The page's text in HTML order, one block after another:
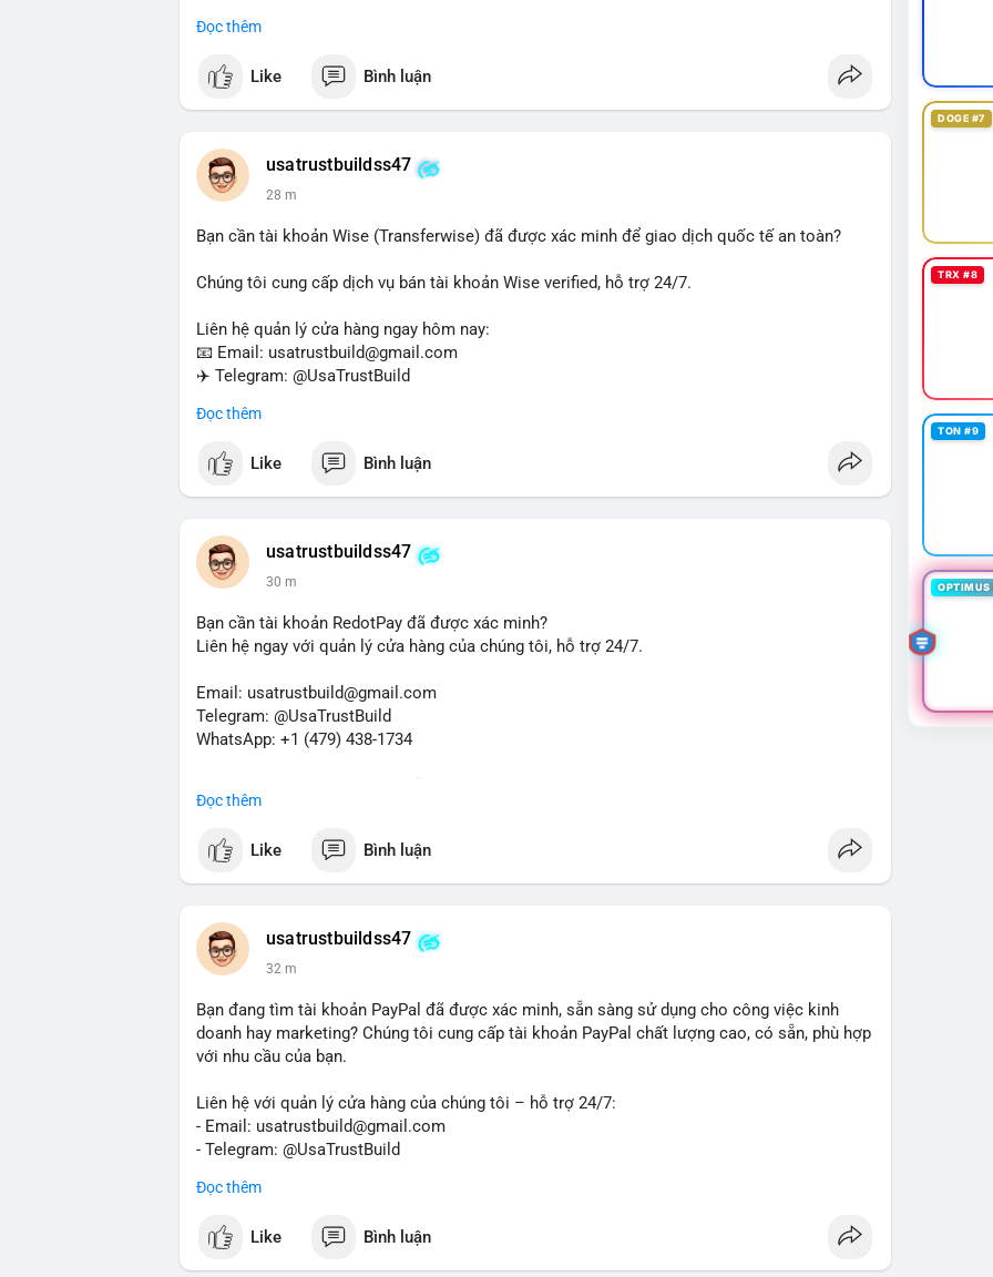
Email: usatrustbuild@gmail.com
Telegram: @UsaTrustBuild
#thanhtoanonline #venmo #chuyentien
Đọc thêm
Like Bình luận
usatrustbuildss47
28 m
Bạn cần tài khoản Wise (Transferwise) đã được xác minh để giao dịch quốc tế an toàn?
Chúng tôi cung cấp dịch vụ bán tài khoản Wise verified, hỗ trợ 24/7.
Liên hệ quản lý cửa hàng ngay hôm nay:
📧 Email: usatrustbuild@gmail.com
✈️ Telegram: @UsaTrustBuild
#buyverifiedwiseaccounts #marketing #seo #smm #trendingnow #cashout #sendmoney
Đọc thêm
Like Bình luận
usatrustbuildss47
30 m
Bạn cần tài khoản RedotPay đã được xác minh?
Liên hệ ngay với quản lý cửa hàng của chúng tôi, hỗ trợ 24/7.
Email: usatrustbuild@gmail.com
Telegram: @UsaTrustBuild
WhatsApp: +1 (479) 438-1734
#buyverifiedredotpayaccount
Đọc thêm
Like Bình luận
usatrustbuildss47
32 m
Bạn đang tìm tài khoản PayPal đã được xác minh, sẵn sàng sử dụng cho công việc kinh
doanh hay marketing? Chúng tôi cung cấp tài khoản PayPal chất lượng cao, có sẵn, phù hợp
với nhu cầu của bạn.
Liên hệ với quản lý cửa hàng của chúng tôi – hỗ trợ 24/7:
- Email: usatrustbuild@gmail.com
- Telegram: @UsaTrustBuild
dịch thuận lợi. Hãy nhắn tin ngay để được tư vấn chi tiết.
Đọc thêm
Like Bình luận
DOGE #7
TRX #8
TON #9
OPTIMUS